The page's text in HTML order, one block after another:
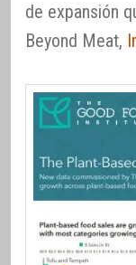
de expansión
Beyond Meat,